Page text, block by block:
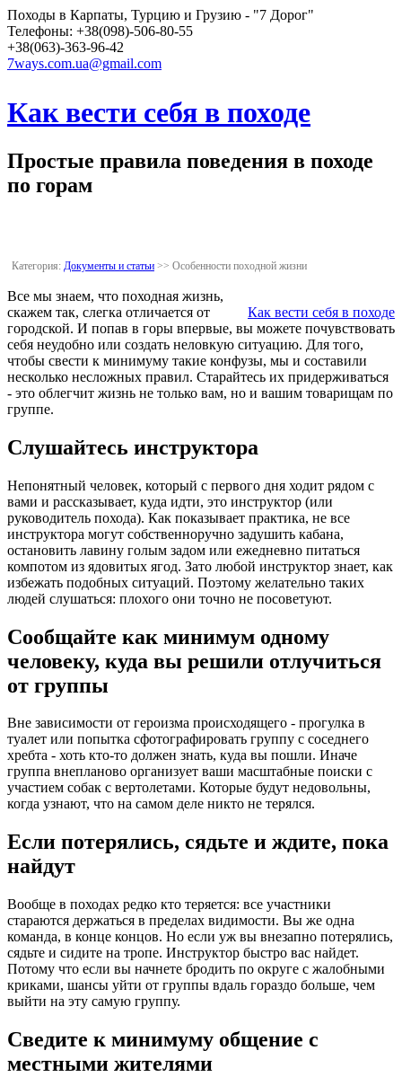
Походы в Карпаты, Турцию и Грузию - "7 Дорог"
Телефоны: +38(098)-506-80-55
+38(063)-363-96-42
7ways.com.ua@gmail.com
Как вести себя в походе
Простые правила поведения в походе
по горам
Категория: Документы и статьи >> Особенности походной жизни
Как вести себя в походе
Все мы знаем, что походная жизнь,
скажем так, слегка отличается от
городской. И попав в горы впервые, вы можете почувствовать
себя неудобно или создать неловкую ситуацию. Для того,
чтобы свести к минимуму такие конфузы, мы и составили
несколько несложных правил. Старайтесь их придерживаться
- это облегчит жизнь не только вам, но и вашим товарищам по
группе.
Слушайтесь инструктора
Непонятный человек, который с первого дня ходит рядом с
вами и рассказывает, куда идти, это инструктор (или
руководитель похода). Как показывает практика, не все
инструктора могут собственноручно задушить кабана,
остановить лавину голым задом или ежедневно питаться
компотом из ядовитых ягод. Зато любой инструктор знает, как
избежать подобных ситуаций. Поэтому желательно таких
людей слушаться: плохого они точно не посоветуют.
Сообщайте как минимум одному
человеку, куда вы решили отлучиться
от группы
Вне зависимости от героизма происходящего - прогулка в
туалет или попытка сфотографировать группу с соседнего
хребта - хоть кто-то должен знать, куда вы пошли. Иначе
группа внепланово организует ваши масштабные поиски с
участием собак с вертолетами. Которые будут недовольны,
когда узнают, что на самом деле никто не терялся.
Если потерялись, сядьте и ждите, пока
найдут
Вообще в походах редко кто теряется: все участники
стараются держаться в пределах видимости. Вы же одна
команда, в конце концов. Но если уж вы внезапно потерялись,
сядьте и сидите на тропе. Инструктор быстро вас найдет.
Потому что если вы начнете бродить по округе с жалобными
криками, шансы уйти от группы вдаль гораздо больше, чем
выйти на эту самую группу.
Сведите к минимуму общение с
местными жителями